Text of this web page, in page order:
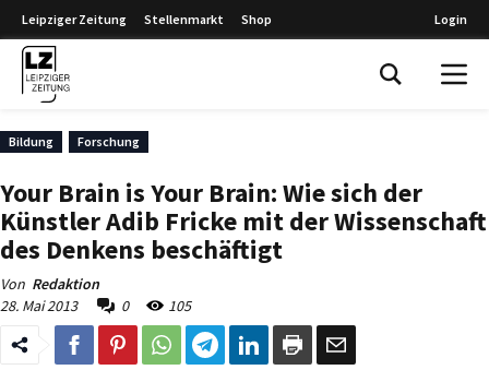
Leipziger Zeitung Stellenmarkt Shop Login
Bildung Forschung
Your Brain is Your Brain: Wie sich der
Künstler Adib Fricke mit der Wissenschaft
des Denkens beschäftigt
Von Redaktion
28. Mai 2013
0 105